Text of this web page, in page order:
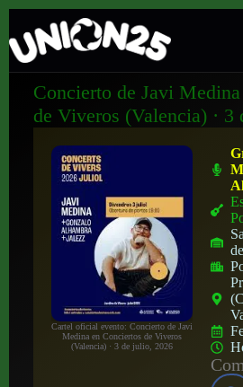
Concierto de Javi
de Viveros (Valencia) ·
Cartel oficial evento: Concierto de Javi
Medina en Conciertos de Viveros
(Valencia) · 3 de julio, 2026